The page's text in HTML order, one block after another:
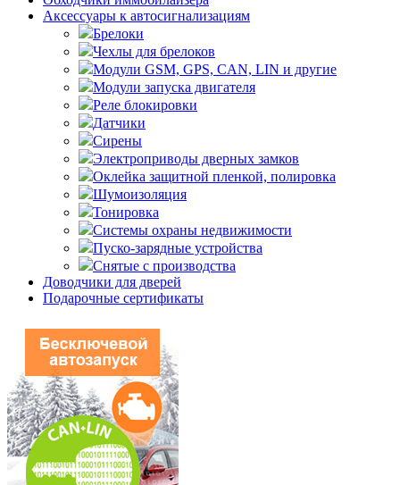
Аксессуары к автосигнализациям
Брелоки
Чехлы для брелоков
Модули GSM, GPS, CAN, LIN и другие
Модули запуска двигателя
Реле блокировки
Датчики
Сирены
Электроприводы дверных замков
Оклейка защитной пленкой, полировка
Шумоизоляция
Тонировка
Системы охраны недвижимости
Пуско-зарядные устройства
Снятые с производства
Доводчики для дверей
Подарочные сертификаты